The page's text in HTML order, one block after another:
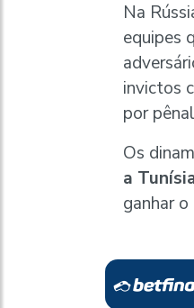
Na
equipes
invictos
por
Os
a
ganhar